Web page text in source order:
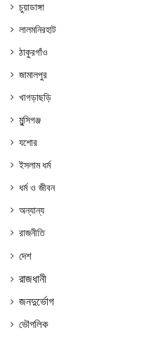
চুয়াডাঙ্গা
লালমনিরহাট
ঠাকুরগাঁও
জামালপুর
খাগড়াছড়ি
মুন্সিগঞ্জ
যশোর
ইসলাম ধর্ম
ধর্ম ও জীবন
অন্যান্য
রাজনীতি
দেশ
রাজধানী
জনদুর্ভোগ
ভৌগলিক